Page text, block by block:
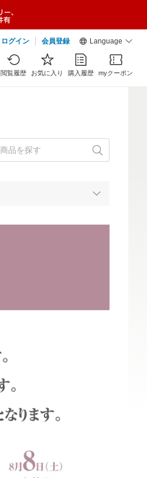
ログイン 会員登録 Language
閲覧履歴 お気に入り 購入履歴 myクーポン